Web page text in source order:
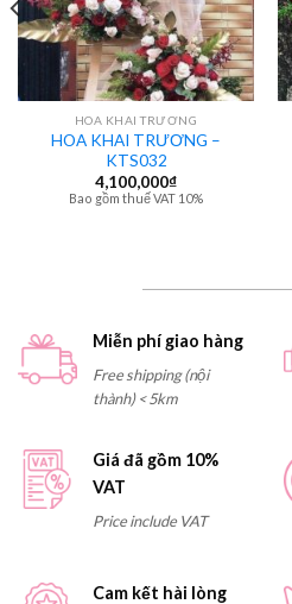
HOA KHAI TRƯƠNG
HOA KHAI TRƯƠNG –
KTS032
4,100,000₫
Bao gồm thuế VAT 10%
Miễn phí giao hàng
Free shipping (nội
thành) < 5km
Giá đã gồm 10%
VAT
Price include VAT
Cam kết hài lòng